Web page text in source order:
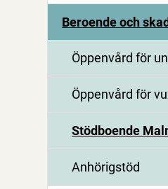
Beroende och
Öppenvård för
Öppenvård för
Stödboende
Anhörigstöd